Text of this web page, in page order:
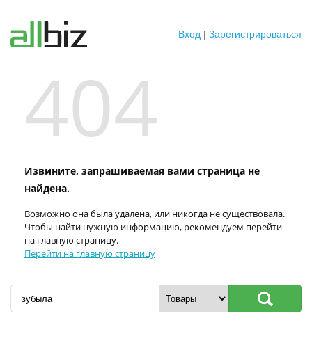
Вход | Зарегистрироваться
404
Извините, запрашиваемая вами страница не
найдена.
Возможно она была удалена, или никогда не существовала.
Чтобы найти нужную информацию, рекомендуем перейти
на главную страницу.
Перейти на главную страницу